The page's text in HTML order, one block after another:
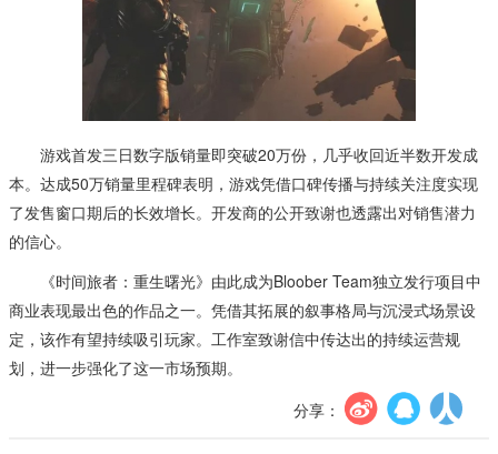
游戏首发三日数字版销量即突破20万份，几乎收回近半数开发成
本。达成50万销量里程碑表明，游戏凭借口碑传播与持续关注度实现
了发售窗口期后的长效增长。开发商的公开致谢也透露出对销售潜力
的信心。
《时间旅者：重生曙光》由此成为Bloober Team独立发行项目中
商业表现最出色的作品之一。凭借其拓展的叙事格局与沉浸式场景设
定，该作有望持续吸引玩家。工作室致谢信中传达出的持续运营规
划，进一步强化了这一市场预期。
分享：